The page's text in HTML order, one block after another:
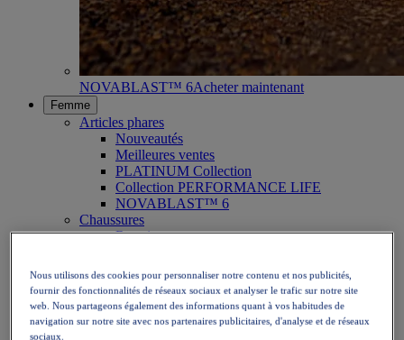
NOVABLAST™ 6Acheter maintenant
Femme
Articles phares
Nouveautés
Meilleures ventes
PLATINUM Collection
Collection PERFORMANCE LIFE
NOVABLAST™ 6
Chaussures
Running
Tennis
Volley
Handball
Padel
Nous utilisons des cookies pour personnaliser notre contenu et nos publicités,
fournir des fonctionnalités de réseaux sociaux et analyser le trafic sur notre site
web. Nous partageons également des informations quant à vos habitudes de
navigation sur notre site avec nos partenaires publicitaires, d'analyse et de réseaux
sociaux.